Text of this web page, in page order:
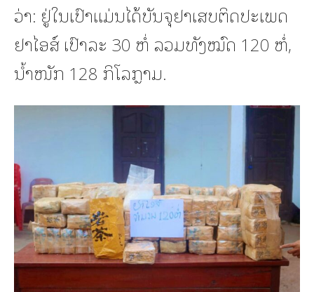
ວ່າ: ຢູ່ໃນເປົາແມ່ນໄດ້ບັນຈຸຢາເສບຕິດປະເພດ
ຢາໄອສ໌ ເປົາລະ 30 ຫໍ່ ລວມທັງໝົດ 120 ຫໍ່,
ນໍ້າໜັກ 128 ກິໂລກຼາມ.